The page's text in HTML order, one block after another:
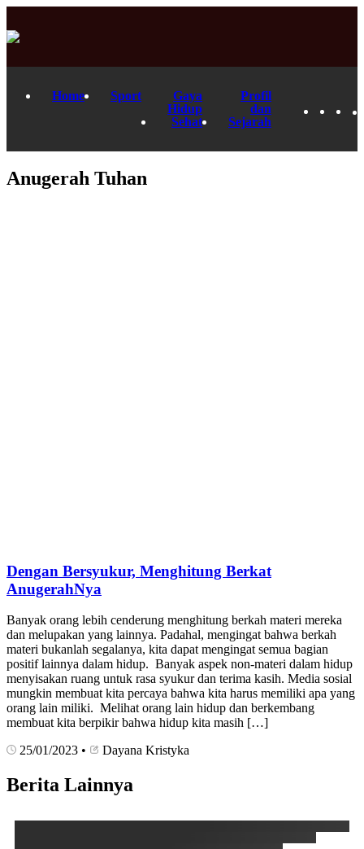
Home Sport
Gaya
Hidup
Sehat
Profil
dan
Sejarah
Anugerah Tuhan
Dengan Bersyukur, Menghitung Berkat
AnugerahNya
Banyak orang lebih cenderung menghitung berkah materi mereka
dan melupakan yang lainnya. Padahal, mengingat bahwa berkah
materi bukanlah segalanya, kita dapat mengingat semua bagian
positif lainnya dalam hidup. Banyak aspek non-materi dalam hidup
menyisakan ruang untuk rasa syukur dan terima kasih. Media sosial
mungkin membuat kita percaya bahwa kita harus memiliki apa yang
orang lain miliki. Melihat orang lain hidup dan berkembang
membuat kita berpikir bahwa hidup kita masih […]
25/01/2023 • Dayana Kristyka
Berita Lainnya